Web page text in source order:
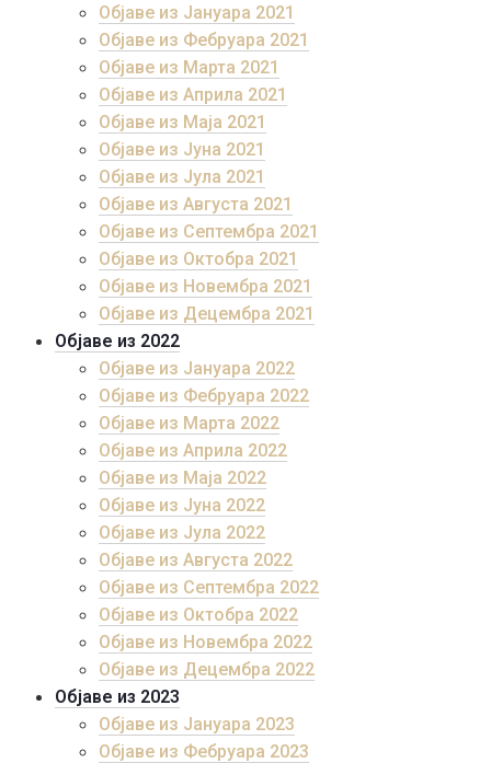
Објаве из Јануара 2021
Објаве из Фебруара 2021
Објаве из Марта 2021
Објаве из Априла 2021
Објаве из Маја 2021
Објаве из Јуна 2021
Објаве из Јула 2021
Објаве из Августа 2021
Објаве из Септембра 2021
Објаве из Октобра 2021
Објаве из Новембра 2021
Објаве из Децембра 2021
Објаве из 2022
Објаве из Јануара 2022
Објаве из Фебруара 2022
Објаве из Марта 2022
Објаве из Априла 2022
Објаве из Маја 2022
Објаве из Јуна 2022
Објаве из Јула 2022
Објаве из Августа 2022
Објаве из Септембра 2022
Објаве из Октобра 2022
Објаве из Новембра 2022
Објаве из Децембра 2022
Објаве из 2023
Објаве из Јануара 2023
Објаве из Фебруара 2023